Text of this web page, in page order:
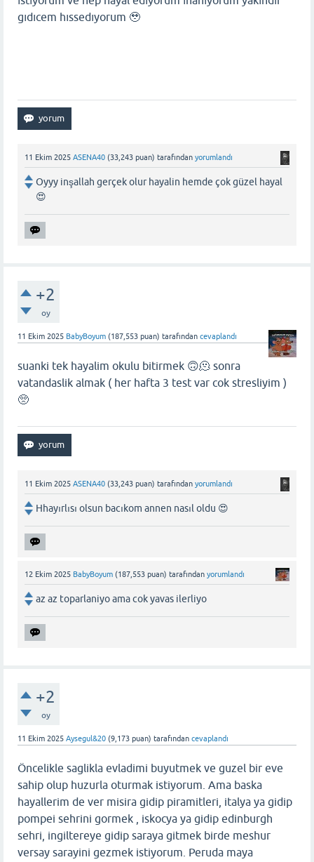
gıdıcem hıssedıyorum 🥹
11 Ekim 2025 ASENA40 (33,243 puan) tarafından yorumlandı
Oyyy inşallah gerçek olur hayalin hemde çok güzel hayal
😍
+2
oy
11 Ekim 2025 BabyBoyum (187,553 puan) tarafından cevaplandı
suanki tek hayalim okulu bitirmek 🙃🫠 sonra
vatandaslik almak ( her hafta 3 test var cok stresliyim )
🥺
11 Ekim 2025 ASENA40 (33,243 puan) tarafından yorumlandı
Hhayırlısı olsun bacıkom annen nasıl oldu 😍
12 Ekim 2025 BabyBoyum (187,553 puan) tarafından yorumlandı
az az toparlaniyo ama cok yavas ilerliyo
+2
oy
11 Ekim 2025 Aysegul&20 (9,173 puan) tarafından cevaplandı
Öncelikle saglikla evladimi buyutmek ve guzel bir eve
sahip olup huzurla oturmak istiyorum. Ama baska
hayallerim de ver misira gidip piramitleri, italya ya gidip
pompei sehrini gormek , iskocya ya gidip edinburgh
sehri, ingiltereye gidip saraya gitmek birde meshur
versay sarayini gezmek istiyorum. Peruda maya